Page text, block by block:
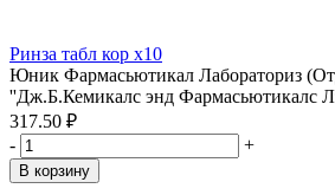
Ринза табл кор x10
Юник Фармасьютикал Лабораториз
''Дж.Б.Кемикалс энд Фармасьютикалс
317.50 ₽
-
+
В корзину